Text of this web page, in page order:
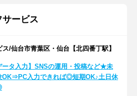
ービス
/仙台市青葉区・仙台【北四番丁駅】
ータ入力】SNSの運用・投稿など★未
OK⇒PC入力できれば◎短期OK♪土日休